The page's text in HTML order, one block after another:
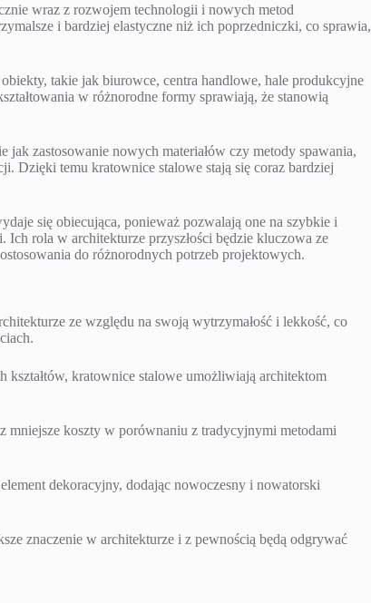
wraz z rozwojem technologii i nowych metod
i bardziej elastyczne niż ich poprzedniczki, co sprawia,
takie jak biurowce, centra handlowe, hale produkcyjne
w różnorodne formy sprawiają, że stanowią
zastosowanie nowych materiałów czy metody spawania,
Dzięki temu kratownice stalowe stają się coraz bardziej
się obiecująca, ponieważ pozwalają one na szybkie i
rola w architekturze przyszłości będzie kluczowa ze
do różnorodnych potrzeb projektowych.
ze względu na swoją wytrzymałość i lekkość, co
kształtów, kratownice stalowe umożliwiają architektom
mniejsze koszty w porównaniu z tradycyjnymi metodami
dekoracyjny, dodając nowoczesny i nowatorski
znaczenie w architekturze i z pewnością będą odgrywać